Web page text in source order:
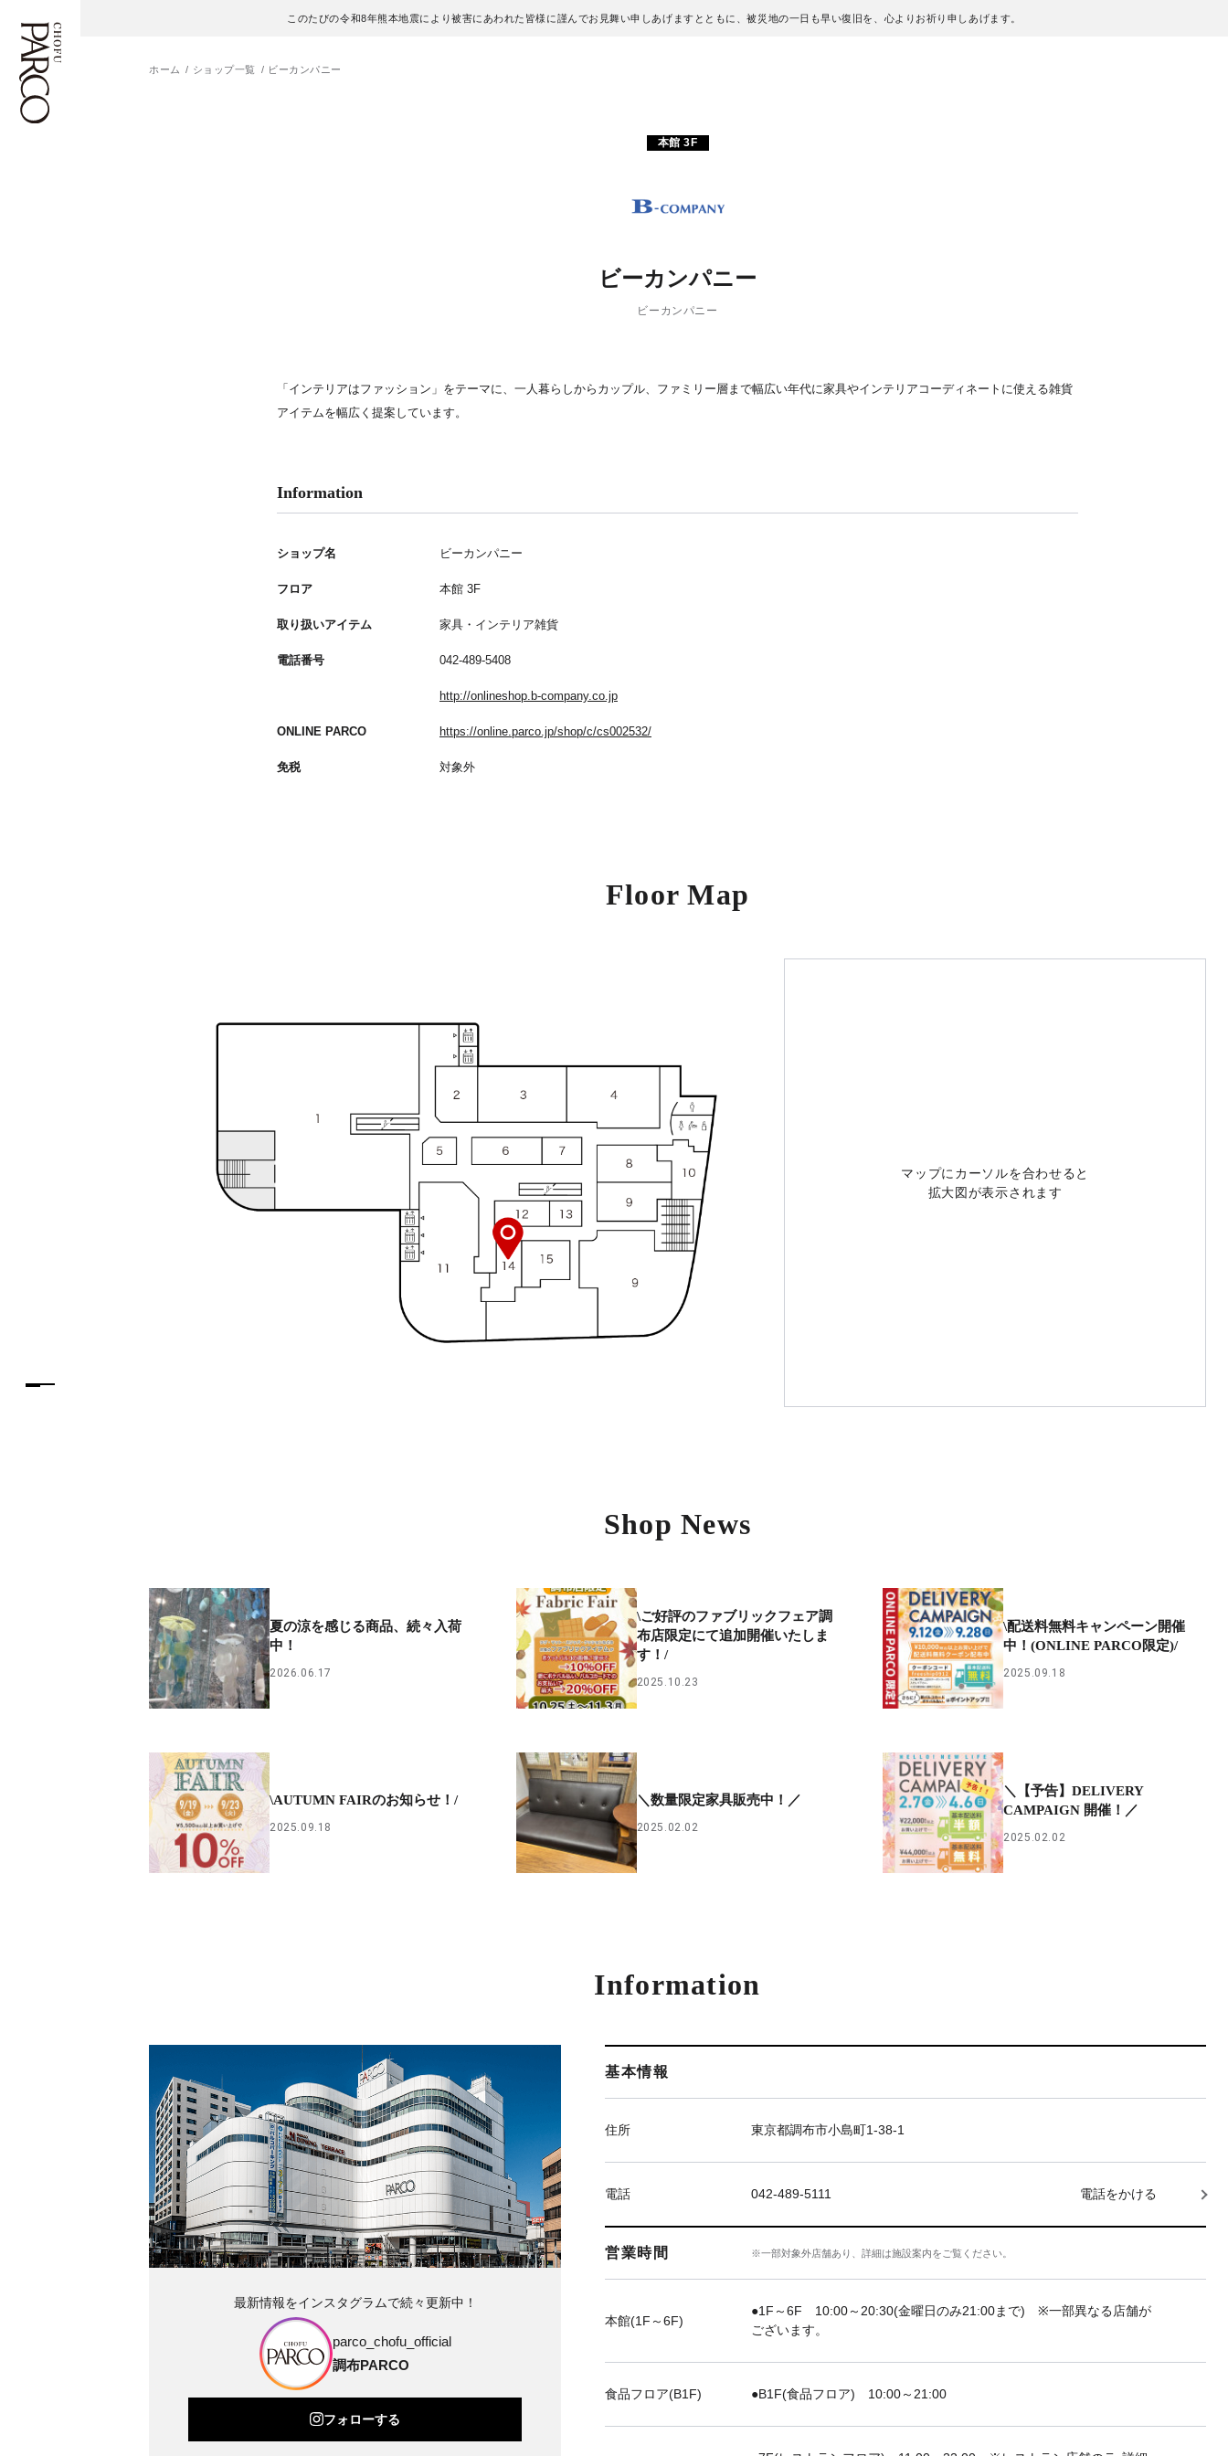
このたびの令和8年熊本地震により被害にあわれた皆様に謹んでお見舞い申しあげますとともに、被災地の一日も早い復旧を、心よりお祈り申しあげます。
ホーム ショップ一覧 ビーカンパニー
本館 3F
ビーカンパニー
ビーカンパニー
「インテリアはファッション」をテーマに、一人暮らしからカップル、ファミリー層まで幅広い年代に家具やインテリアコーディネートに使える雑貨
アイテムを幅広く提案しています。
Information
ショップ名 ビーカンパニー
フロア 本館 3F
取り扱いアイテム 家具・インテリア雑貨
電話番号 042-489-5408
http://onlineshop.b-company.co.jp
ONLINE PARCO https://online.parco.jp/shop/c/cs002532/
免税 対象外
Floor Map
マップにカーソルを合わせると
拡大図が表示されます
Shop News
夏の涼を感じる商品、続々入荷
中！
2026.06.17
\ご好評のファブリックフェア調
布店限定にて追加開催いたしま
す！/
2025.10.23
\配送料無料キャンペーン開催
中！(ONLINE PARCO限定)/
2025.09.18
\AUTUMN FAIRのお知らせ！/
2025.09.18
＼数量限定家具販売中！／
2025.02.02
＼【予告】DELIVERY
CAMPAIGN 開催！／
2025.02.02
Information
基本情報
住所 東京都調布市小島町1-38-1
電話 042-489-5111 電話をかける
営業時間 ※一部対象外店舗あり、詳細は施設案内をご覧ください。
本館(1F～6F)
●1F～6F 10:00～20:30(金曜日のみ21:00まで) ※一部異なる店舗が
ございます。
食品フロア(B1F) ●B1F(食品フロア) 10:00～21:00
最新情報をインスタグラムで続々更新中！
parco_chofu_official
調布PARCO
フォローする